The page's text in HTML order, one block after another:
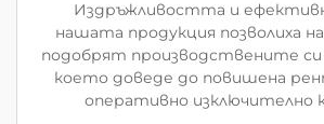
Издръжливостта и
нашата продукция позволиха
подобрят производствените
което доведе до повишена
оперативно изключително